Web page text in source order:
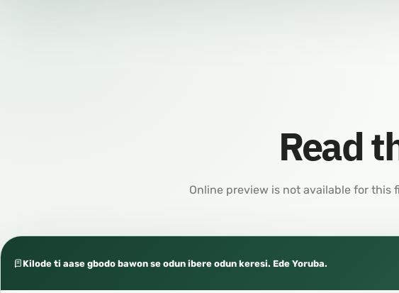
Read
Online preview is not available for this
Kilode ti aase gbodo bawon se odun ibere odun keresi. Ede Yoruba.